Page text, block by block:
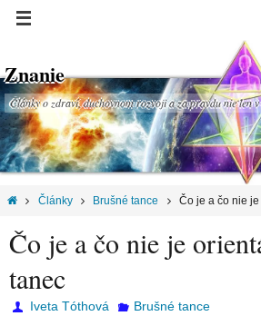
Znanie
Články o zdraví, duchovnom rozvoji a za pravdu nie len
Články Brušné tance Čo je a čo nie
Čo je a čo nie je
tanec
Iveta Tóthová Brušné tance